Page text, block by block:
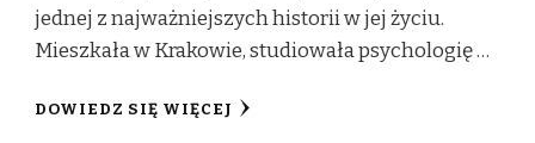
jednej z najważniejszych historii w jej życiu.
Mieszkała w Krakowie, studiowała psychologię …
DOWIEDZ SIĘ WIĘCEJ